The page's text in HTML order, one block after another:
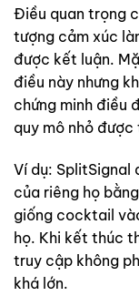
Điều quan trọng
tượng cảm xúc
được kết luận.
điều này nhưng
chứng minh điều
quy mô nhỏ
Ví dụ: SplitSignal
của riêng họ
giống cocktail
họ. Khi kết thúc
truy cập không
khá lớn.